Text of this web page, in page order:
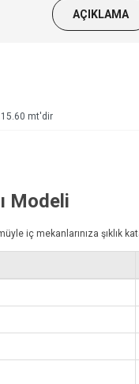
AÇIKLAMA
15.60 mt'dir
Modeli
iç mekanlarınıza şıklık